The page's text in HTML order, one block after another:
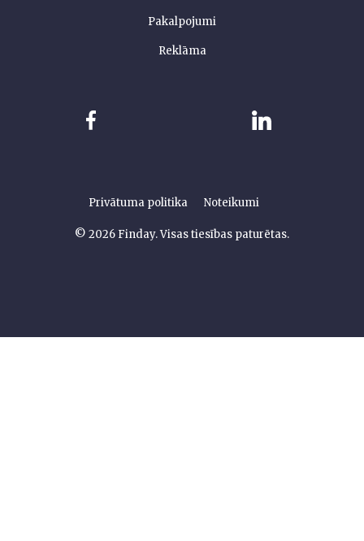
Pakalpojumi
Reklāma
© 2026 Finday. Visas tiesības paturētas.
Privātuma politika Noteikumi